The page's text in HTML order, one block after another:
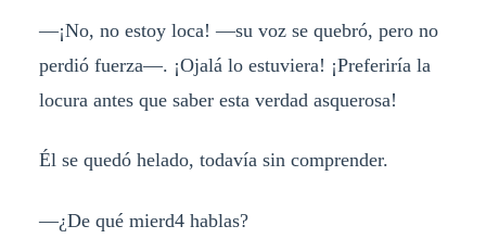
—¡No, no estoy loca! —su voz se quebró, pero no
perdió fuerza—. ¡Ojalá lo estuviera! ¡Preferiría la
locura antes que saber esta verdad asquerosa!
Él se quedó helado, todavía sin comprender.
—¿De qué mierd4 hablas?